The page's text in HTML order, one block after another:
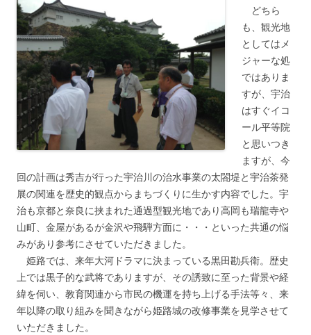
どちら
も、観光地
としてはメ
ジャーな処
ではありま
すが、宇治
はすぐイコ
ール平等院
と思いつき
ますが、今
回の計画は秀吉が行った宇治川の治水事業の太閤堤と宇治茶発
展の関連を歴史的観点からまちづくりに生かす内容でした。宇
治も京都と奈良に挟まれた通過型観光地であり高岡も瑞龍寺や
山町、金屋があるが金沢や飛騨方面に・・・といった共通の悩
みがあり参考にさせていただきました。
姫路では、来年大河ドラマに決まっている黒田勘兵衛。歴史
上では黒子的な武将でありますが、その誘致に至った背景や経
緯を伺い、教育関連から市民の機運を持ち上げる手法等々、来
年以降の取り組みを聞きながら姫路城の改修事業を見学させて
いただきました。